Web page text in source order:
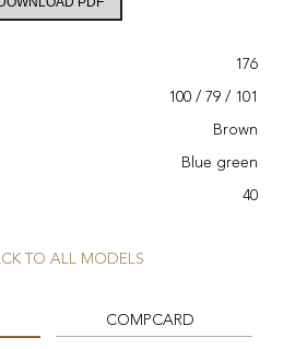
176
100 / 79 / 101
Brown
Blue green
40
TO ALL MODELS
COMPCARD